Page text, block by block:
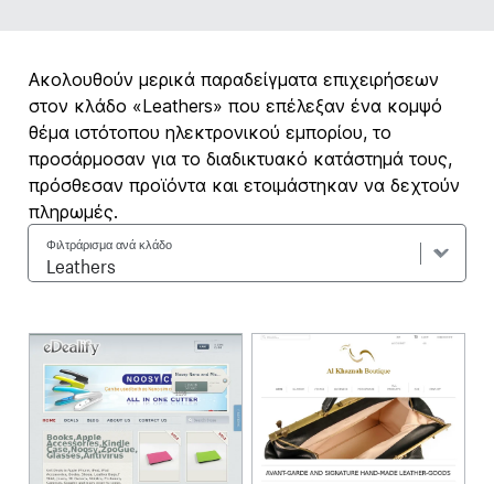
Ακολουθούν μερικά παραδείγματα επιχειρήσεων
στον κλάδο «Leathers» που επέλεξαν ένα κομψό
θέμα ιστότοπου ηλεκτρονικού εμπορίου, το
προσάρμοσαν για το διαδικτυακό κατάστημά τους,
πρόσθεσαν προϊόντα και ετοιμάστηκαν να δεχτούν
πληρωμές.
Φιλτράρισμα ανά κλάδο